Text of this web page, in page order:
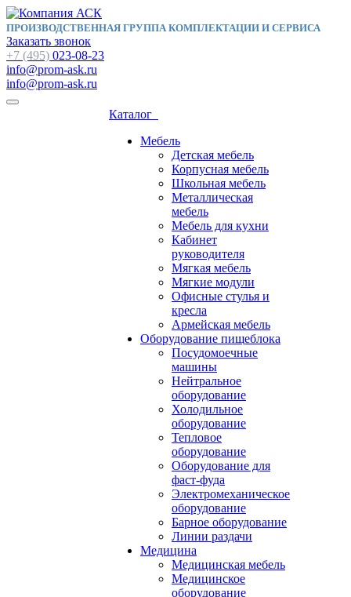
ПРОИЗВОДСТВЕННАЯ ГРУППА КОМПЛЕКТАЦИИ И СЕРВИСА
Заказать звонок
+7 (495) 023-08-23
info@prom-ask.ru
info@prom-ask.ru
Каталог
Мебель
Детская мебель
Корпусная мебель
Школьная мебель
Металлическая
мебель
Мебель для кухни
Кабинет
руководителя
Мягкая мебель
Мягкие модули
Офисные стулья и
кресла
Армейская мебель
Оборудование пищеблока
Посудомоечные
машины
Нейтральное
оборудование
Холодильное
оборудование
Тепловое
оборудование
Оборудование для
фаст-фуда
Электромеханическое
оборудование
Барное оборудование
Линии раздачи
Медицина
Медицинская мебель
Медицинское
оборудование